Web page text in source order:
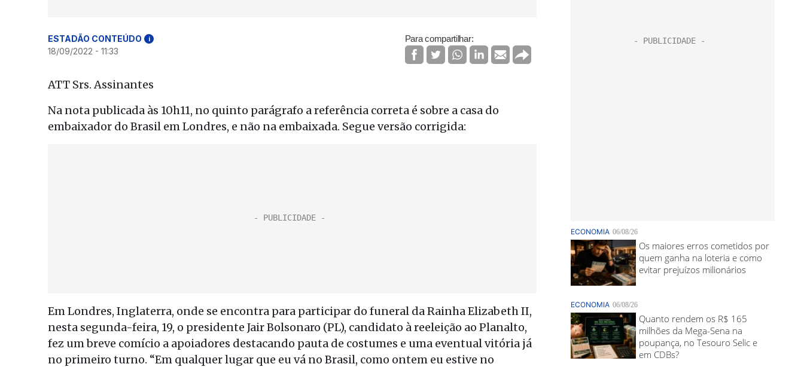
ESTADÃO CONTEÚDO i
18/09/2022 - 11:33
Para compartilhar:
ATT Srs. Assinantes
Na nota publicada às 10h11, no quinto parágrafo a referência correta é sobre a casa do
embaixador do Brasil em Londres, e não na embaixada. Segue versão corrigida:
Em Londres, Inglaterra, onde se encontra para participar do funeral da Rainha Elizabeth II,
nesta segunda-feira, 19, o presidente Jair Bolsonaro (PL), candidato à reeleição ao Planalto,
fez um breve comício a apoiadores destacando pauta de costumes e uma eventual vitória já
no primeiro turno. “Em qualquer lugar que eu vá no Brasil, como ontem eu estive no